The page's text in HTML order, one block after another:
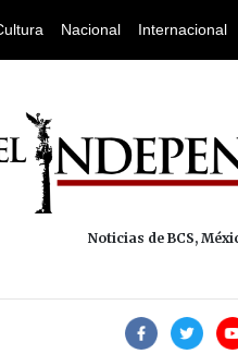
Nacional Internacional
Noticias de BCS,